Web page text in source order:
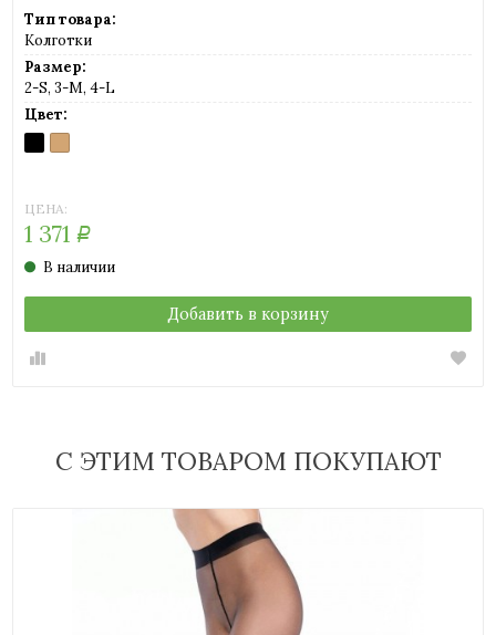
Тип товара:
Колготки
Размер:
2-S, 3-M, 4-L
Цвет:
NERO
(черный)
PLAYA
(светло-
ЦЕНА:
1 371 Р
В наличии
Добавить в корзину
С ЭТИМ ТОВАРОМ ПОКУПАЮТ